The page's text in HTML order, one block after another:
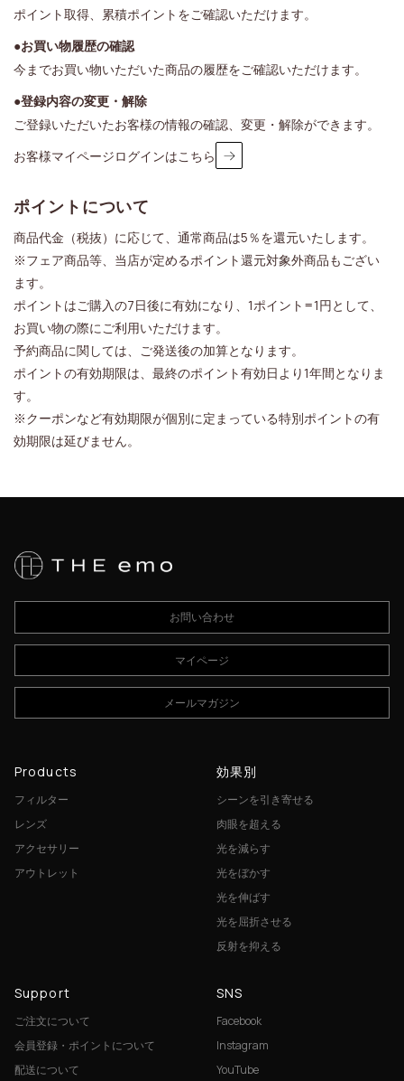
ポイント取得、累積ポイントをご確認いただけます。
●お買い物履歴の確認
今までお買い物いただいた商品の履歴をご確認いただけます。
●登録内容の変更・解除
ご登録いただいたお客様の情報の確認、変更・解除ができます。
お客様マイページログインはこちら
ポイントについて
商品代金（税抜）に応じて、通常商品は5％を還元いたします。
※フェア商品等、当店が定めるポイント還元対象外商品もござい
ます。
ポイントはご購入の7日後に有効になり、1ポイント=1円として、
お買い物の際にご利用いただけます。
予約商品に関しては、ご発送後の加算となります。
ポイントの有効期限は、最終のポイント有効日より1年間となりま
す。
※クーポンなど有効期限が個別に定まっている特別ポイントの有
効期限は延びません。
お問い合わせ
マイページ
メールマガジン
Products
フィルター
レンズ
アクセサリー
アウトレット
効果別
シーンを引き寄せる
肉眼を超える
光を減らす
光をぼかす
光を伸ばす
光を屈折させる
反射を抑える
Support
ご注文について
会員登録・ポイントについて
配送について
SNS
Facebook
Instagram
YouTube